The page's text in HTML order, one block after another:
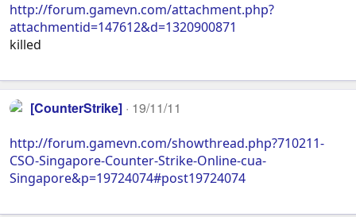
http://forum.gamevn.com/attachment.php?
attachmentid=147612&d=1320900871
killed
[CounterStrike] 19/11/11
http://forum.gamevn.com/showthread.php?710211-
CSO-Singapore-Counter-Strike-Online-cua-
Singapore&p=19724074#post19724074